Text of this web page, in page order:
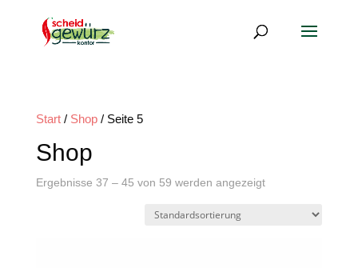
Start/ Shop/ Seite 5
Shop
Ergebnisse 37 – 45 von 59 werden angezeigt